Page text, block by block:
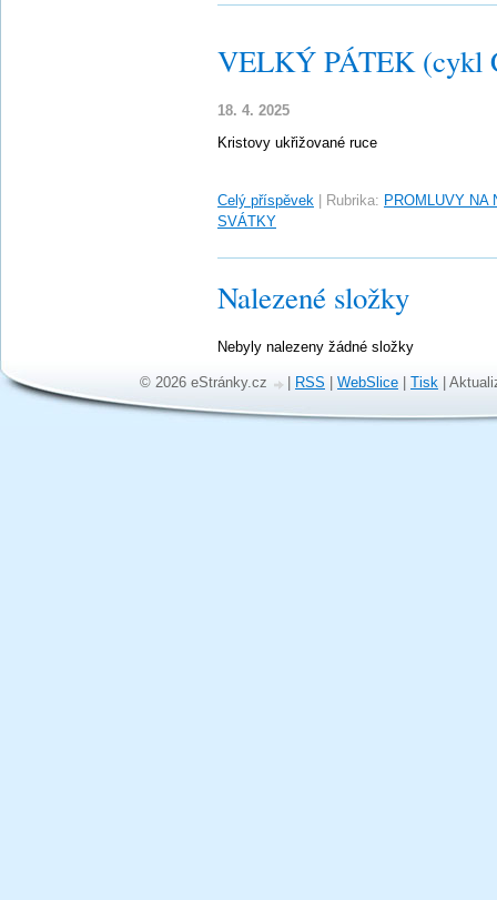
VELKÝ PÁTEK (cykl
18. 4. 2025
Kristovy ukřižované ruce
Celý příspěvek Rubrika: PROMLUVY NA
SVÁTKY
Nalezené složky
Nebyly nalezeny žádné složky
© 2026 eStránky.cz RSS WebSlice Tisk